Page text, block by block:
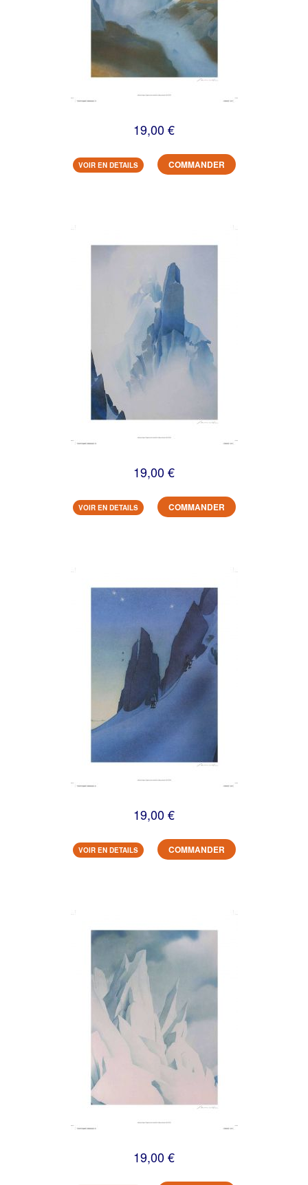
19,00 €
VOIR EN DETAILS COMMANDER
19,00 €
VOIR EN DETAILS COMMANDER
19,00 €
VOIR EN DETAILS COMMANDER
19,00 €